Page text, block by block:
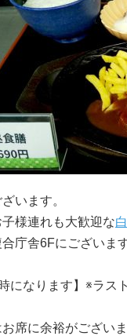
います。
様連れも大歓迎な
庁舎6Fにございま
になります】※ラス
席に余裕がございま